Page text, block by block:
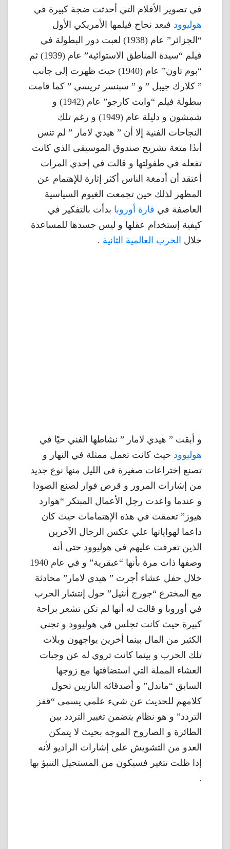
في تصوير الأفلام التي أحدثت ضجة كبيرة في
هوليوود فبعد نجاح فيلمها الأمريكي الأول
“الجزائر” عام (1938) لعبت دور البطولة في
فيلم “سيدة المناطق الاستوائية” عام (1939) ثم
“بوم تاون” عام (1940) حيث ظهرت إلى جانب
” كلارك جيبل ” و ” سبنسر تريسي ” كما قامت
ببطولة فيلم “وايت كارجو” عام (1942) و
شمشون و دليلة عام (1949) و رغم تلك
النجاحات الفنية إلا أن ” هيدي لامار ” لم تنس
أبدًا متعة تشريح صندوق الموسيقى الذي كانت
تفعله في طفولتها و قالت في إحدي المرات
أعتقد أن أدمغة الناس أكثر إثارة للإهتمام عن
المظهر لذلك حين تجمعت الغيوم السياسية
العاصفة في قارة أوروبا بدأت بالتفكير في
كيفية إستخدام عقلها و ليس جسدها للمساعدة
خلال الحرب العالمية الثانية .
و أبقت ” هيدي لامار ” نشاطها الفني حيًا في
هوليوود حيث كانت تعمل ممثلة في النهار و
تصنع إختراعات صغيرة في الليل منها نوع جديد
من إشارات المرور و قرص فوار لصنع الصودا
و عندما واعدت رجل الأعمال المبتكر “هوارد
هيوز” تعمقت في هذه الإهتمامات حيث كان
داعما لهواياتها علي عكس الرجال الآخرين
الذين تعرفت عليهم في هوليوود حتى أنه
وصفها ذات مرة بأنها “عبقرية” و في عام 1940
خلال حفل عشاء أجرت ” هيدي لامار” محادثة
مع المخترع “جورج أنثيل” حول إنتشار الحرب
في أوروبا و قالت له أنها لم تكن تشعر براحة
كبيرة حيث كانت تجلس في هوليوود و تجني
الكثير من المال بينما أخرين يواجهون ويلات
تلك الحرب و بينما كانت تروي له عن وجبات
العشاء المملة التي استضافتها مع زوجها
السابق “ماندل” و أصدقائه النازيين تحول
كلامهم للحديث عن شيء علمي يسمى “قفز
التردد” و هو نظام يتضمن تغيير التردد بين
الطائرة و الصاروخ الموجه بحيث لا يتمكن
العدو من التشويش على إشارات الراديو لأنه
إذا ظلت تتغير فسيكون من المستحيل التنبؤ بها
.